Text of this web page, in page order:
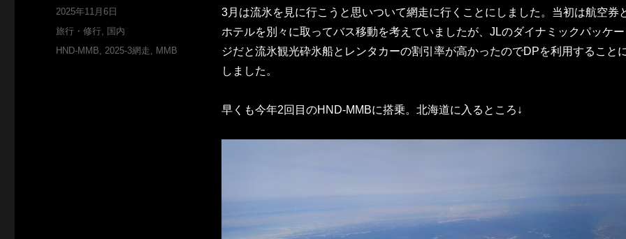
3月は流氷を見に行こうと思いついて網走に行くことにしました。当初は航空券
ホテルを別々に取ってバス移動を考えていましたが、JLのダイナミックパッケー
ジだと流氷観光砕氷船とレンタカーの割引率が高かったのでDPを利用すること
しました。
早くも今年2回目のHND-MMBに搭乗。北海道に入るところ↓
投
稿
2025年11月6日
カ
テ
旅行・修行, 国内
タ
HND-MMB,2025-3網走, MMB